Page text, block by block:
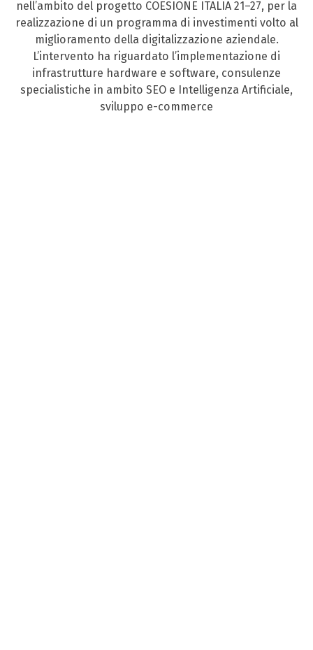
nell’ambito del progetto COESIONE ITALIA 21–27, per la
realizzazione di un programma di investimenti volto al
miglioramento della digitalizzazione aziendale.
L’intervento ha riguardato l’implementazione di
infrastrutture hardware e software, consulenze
specialistiche in ambito SEO e Intelligenza Artificiale,
sviluppo e-commerce